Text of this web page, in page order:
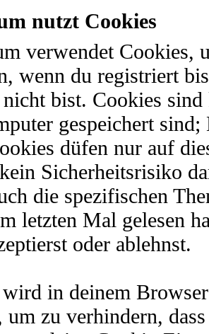
nutzt Cookies
verwendet Cookies,
wenn du registriert
bist. Cookies
gespeichert
düfen nur auf
Sicherheitsrisiko
die spezifischen
letzten Mal gelesen
oder ablehnst.
in deinem
um zu verhindern,